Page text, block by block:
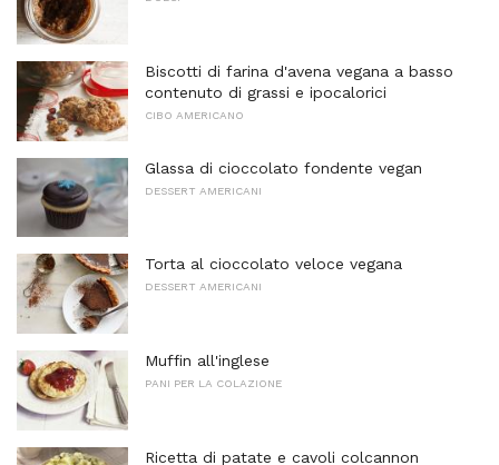
Biscotti di farina d'avena vegana a basso
contenuto di grassi e ipocalorici
CIBO AMERICANO
Glassa di cioccolato fondente vegan
DESSERT AMERICANI
Torta al cioccolato veloce vegana
DESSERT AMERICANI
Muffin all'inglese
PANI PER LA COLAZIONE
Ricetta di patate e cavoli colcannon